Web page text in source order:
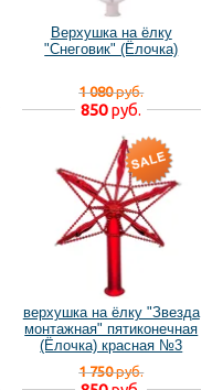
Верхушка на ёлку
"Снеговик" (Ёлочка)
1 080руб.
850руб.
верхушка на ёлку "Звезда
монтажная" пятиконечная
(Ёлочка) красная №3
уценённая
1 750руб.